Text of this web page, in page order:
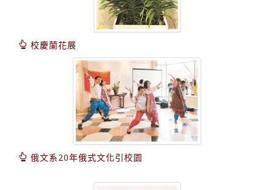
校慶蘭花展
俄文系20年俄式文化引校園